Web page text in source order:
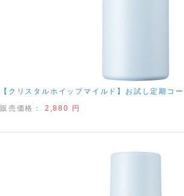
【クリスタルホイップマイルド】お試し定期コー
販売価格： 2,880 円